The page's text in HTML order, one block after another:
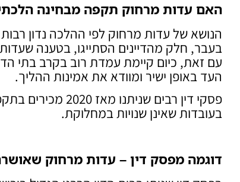
האם עדות מרחוק תקפה מבחינה
הנושא של עדות מרחוק לפי ההלכה נדון
בעבר, חלק מהדיינים הסתייגו, בטענה
עם זאת, כיום קיימת עמדת רוב בקרב בתי
העד באופן ישיר ומוודא את אמינות ההליך.
פסקי דין רבים
בעובדות שאינן שנויות במחלוקת.
דוגמה מפסק דין – עדות מרחוק